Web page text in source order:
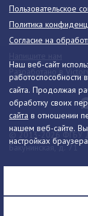
Наш веб-сайт
работоспособности
сайта. Продолжая
обработку своих
сайта в отношении
нашем веб-сайте.
настройках
© 2013-2026 ФГБУ
Бакунинская, д. 71
Телефон:8 (495)
Пользовательское
Политика
Согласие на
Разработано в Victory